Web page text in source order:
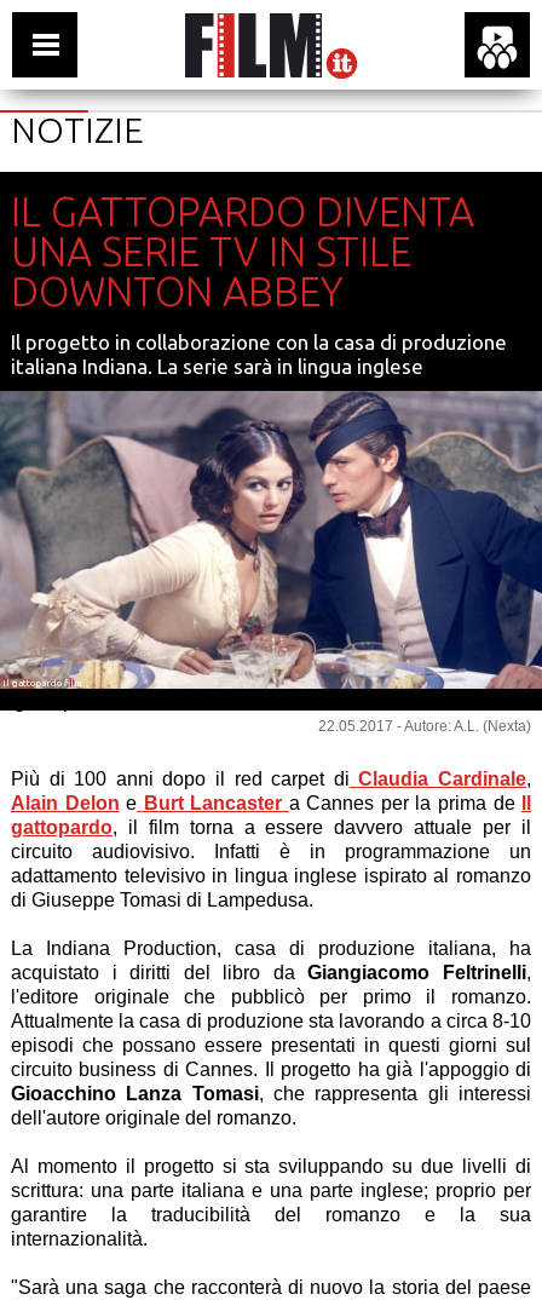
NOTIZIE
IL GATTOPARDO DIVENTA
UNA SERIE TV IN STILE
DOWNTON ABBEY
Il progetto in collaborazione con la casa di produzione
italiana Indiana. La serie sarà in lingua inglese
Il gattopardo film
22.05.2017 - Autore: A.L. (Nexta)
Più di 100 anni dopo il red carpet di Claudia Cardinale,
Alain Delon e Burt Lancaster a Cannes per la prima de
gattopardo, il film torna a essere davvero attuale per il
circuito audiovisivo. Infatti è in programmazione un
adattamento televisivo in lingua inglese ispirato al romanzo
di Giuseppe Tomasi di Lampedusa.
La Indiana Production, casa di produzione italiana, ha
acquistato i diritti del libro daGiangiacomo Feltrinelli,
l'editore originale che pubblicò per primo il romanzo.
Attualmente la casa di produzione sta lavorando a circa 8-10
episodi che possano essere presentati in questi giorni sul
circuito business di Cannes. Il progetto ha già l'appoggio di
Gioacchino Lanza Tomasi, che rappresenta gli interessi
dell'autore originale del romanzo.
Al momento il progetto si sta sviluppando su due livelli di
scrittura: una parte italiana e una parte inglese; proprio per
garantire la traducibilità del romanzo e la sua
internazionalità.
"Sarà una saga che racconterà di nuovo la storia del paese